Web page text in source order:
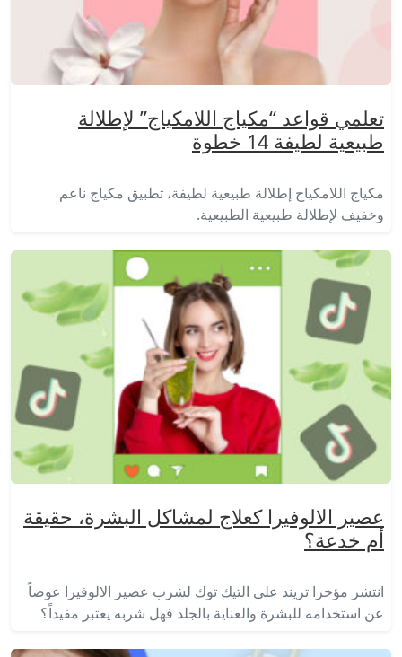
تعلمي قواعد “مكياج اللامكياج” لإطلالة
طبيعية لطيفة 14 خطوة
مكياج اللامكياج إطلالة طبيعية لطيفة، تطبيق مكياج ناعم
وخفيف لإطلالة طبيعية الطبيعية.
عصير الالوفيرا كعلاج لمشاكل البشرة، حقيقة
أم خدعة؟
انتشر مؤخرا تريند على التيك توك لشرب عصير الالوفيرا عوضاً
عن استخدامه للبشرة والعناية بالجلد فهل شربه يعتبر مفيداً؟